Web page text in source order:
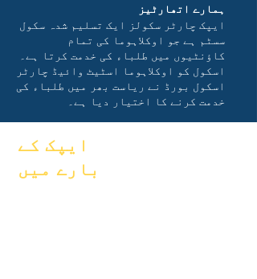
ہمارے اتھارٹیز
ایپک چارٹر سکولز ایک تسلیم شدہ سکول
سسٹم ہے جو اوکلاہوما کی تمام
کاؤنٹیوں میں طلباء کی خدمت کرتا ہے۔
اسکول کو اوکلاہوما اسٹیٹ وائیڈ چارٹر
اسکول بورڈ نے ریاست بھر میں طلباء کی
خدمت کرنے کا اختیار دیا ہے۔
ایپک کے
بارے میں